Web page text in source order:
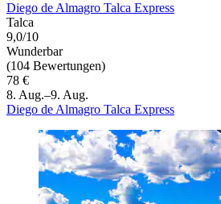
Diego de Almagro Talca Express
Talca
9,0/10
Wunderbar
(104 Bewertungen)
78 €
8. Aug.–9. Aug.
Diego de Almagro Talca Express